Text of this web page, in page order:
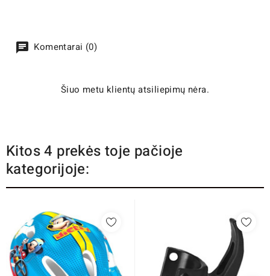
Komentarai (0)
Šiuo metu klientų atsiliepimų nėra.
Kitos 4 prekės toje pačioje
kategorijoje: